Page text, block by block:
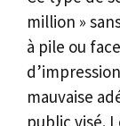
million »
à pile ou
mauvaise